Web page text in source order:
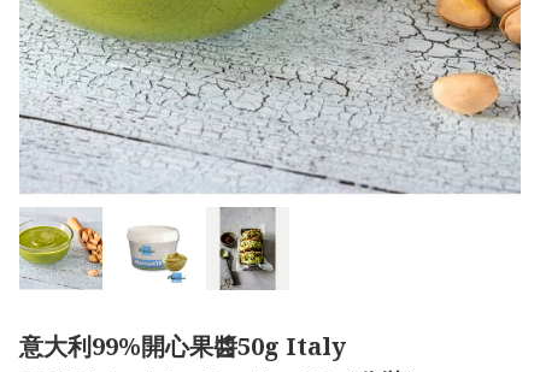
意大利99%開心果醬50g Italy